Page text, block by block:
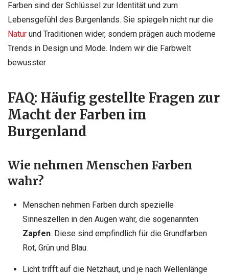
Farben sind der Schlüssel zur Identität und zum
Lebensgefühl des Burgenlands. Sie spiegeln nicht nur die
Natur und Traditionen wider, sondern prägen auch moderne
Trends in Design und Mode. Indem wir die Farbwelt
bewusster
FAQ: Häufig gestellte Fragen zur
Macht der Farben im
Burgenland
Wie nehmen Menschen Farben
wahr?
Menschen nehmen Farben durch spezielle
Sinneszellen in den Augen wahr, die sogenannten
Zapfen. Diese sind empfindlich für die Grundfarben
Rot, Grün und Blau.
Licht trifft auf die Netzhaut, und je nach Wellenlänge